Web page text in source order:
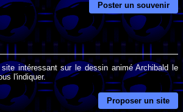
Poster un souvenir
intéressant sur le dessin animé Archibald le
l'indiquer.
Proposer un site